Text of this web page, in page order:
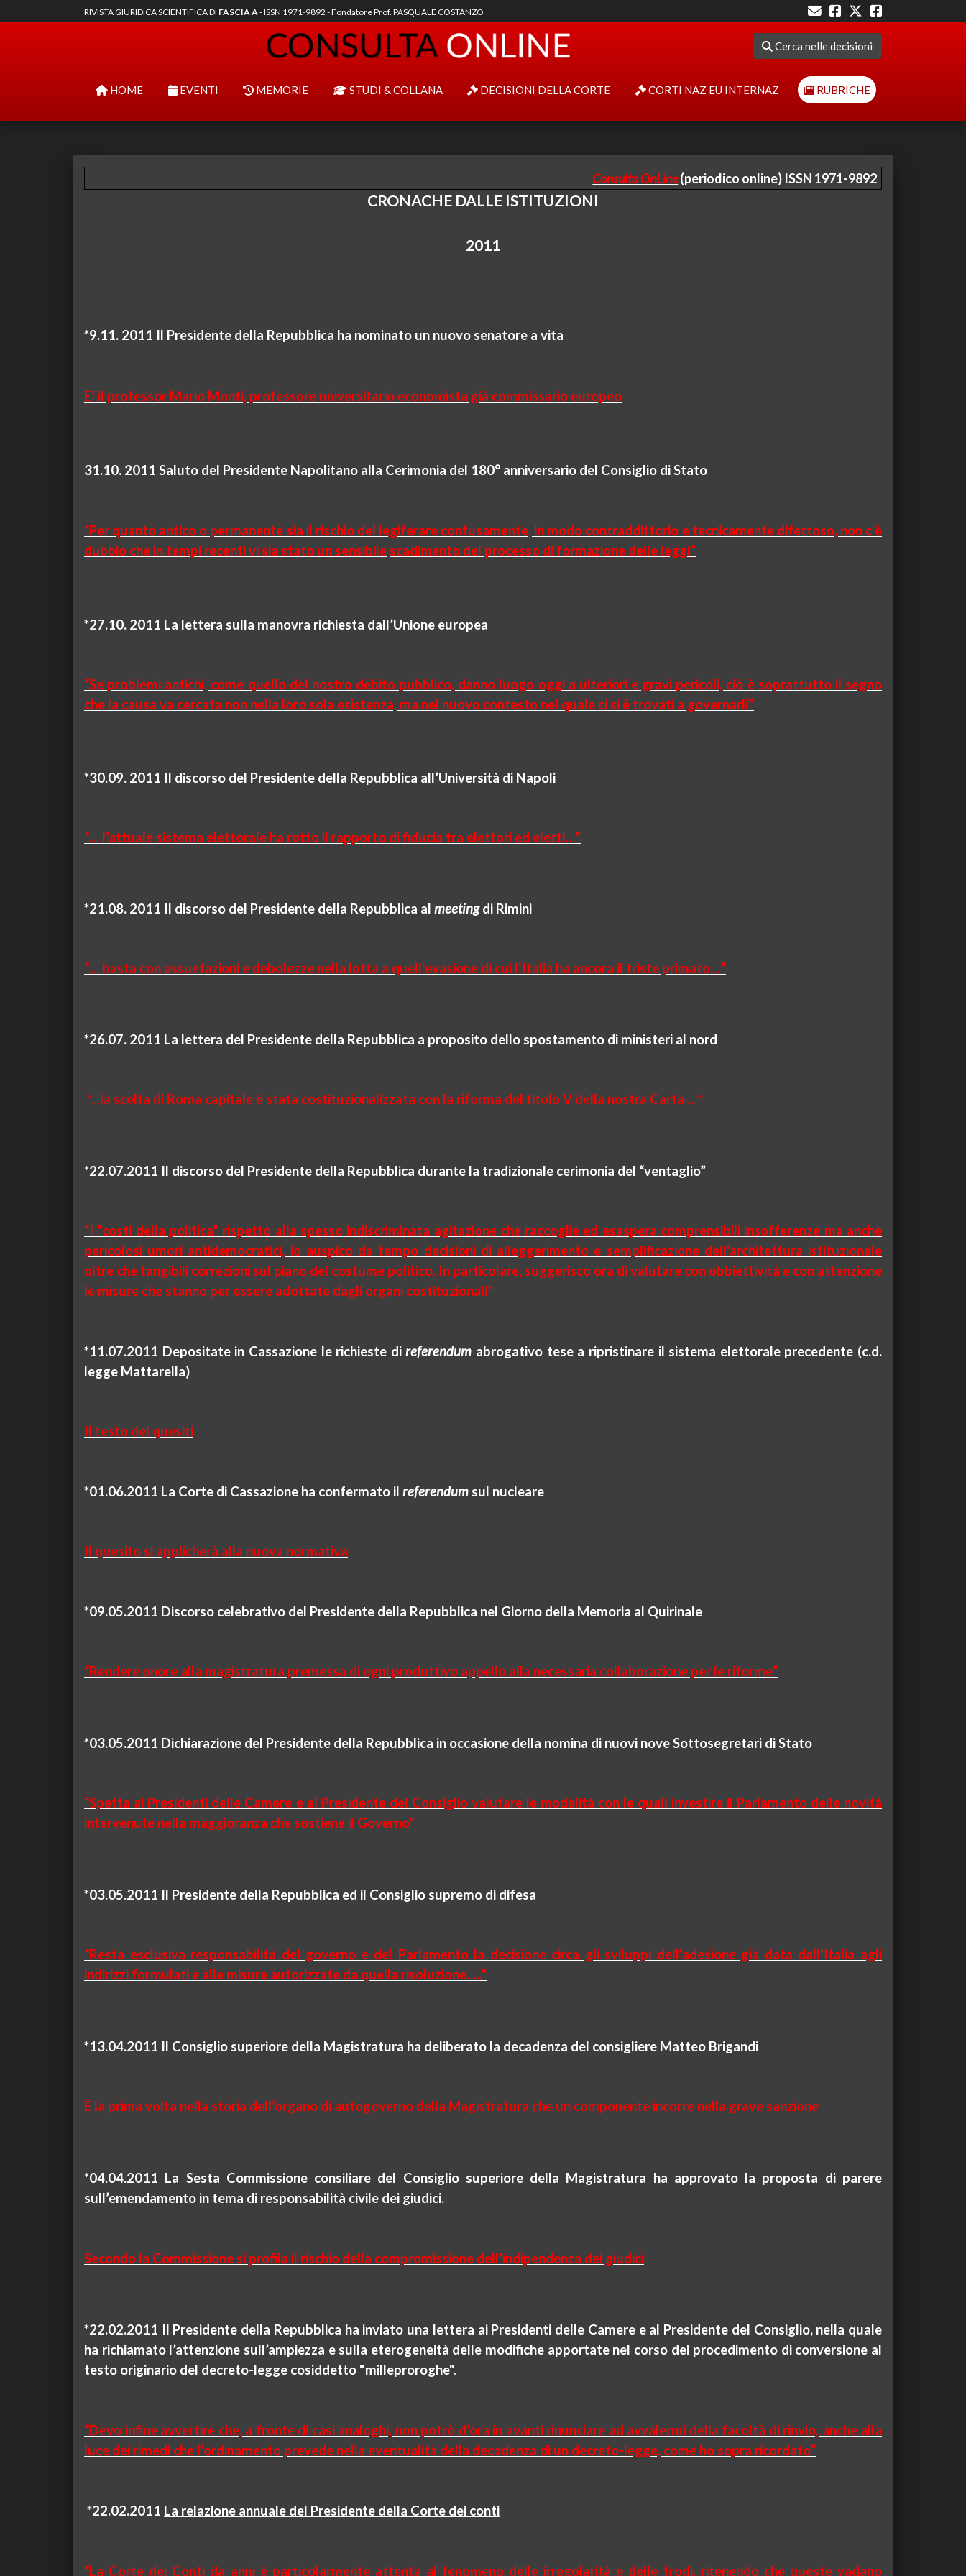
RIVISTA GIURIDICA SCIENTIFICA DI FASCIA A- ISSN 1971-9892 - Fondatore Prof. PASQUALE COSTANZO
Cerca nelle decisioni
HOME EVENTI MEMORIE STUDI & COLLANA DECISIONI DELLA CORTE CORTI NAZ EU INTERNAZ RUBRICHE
Consulta OnLine(periodico online) ISSN 1971-9892
CRONACHE DALLE ISTITUZIONI
2011
*9.11. 2011 Il Presidente della Repubblica ha nominato un nuovo senatore a vita
E’ il professor Mario Monti, professore universitario economista già commissario europeo
31.10. 2011 Saluto del Presidente Napolitano alla Cerimonia del 180° anniversario del Consiglio di Stato
“Per quanto antico o permanente sia il rischio del legiferare confusamente, in modo contraddittorio e tecnicamente difettoso, non c'è
dubbio che in tempi recenti vi sia stato un sensibile scadimento del processo di formazione delle leggi”
*27.10. 2011 La lettera sulla manovra richiesta dall’Unione europea
“Se problemi antichi, come quello del nostro debito pubblico, danno luogo oggi a ulteriori e gravi pericoli, ciò è soprattutto il segno
che la causa va cercata non nella loro sola esistenza, ma nel nuovo contesto nel quale ci si è trovati a governarli”
*30.09. 2011 Il discorso del Presidente della Repubblica all’Università di Napoli
“… l’attuale sistema elettorale ha rotto il rapporto di fiducia tra elettori ed eletti…”
*21.08. 2011 Il discorso del Presidente della Repubblica al meetingdi Rimini
“… basta con assuefazioni e debolezze nella lotta a quell'evasione di cui l'Italia ha ancora il triste primato…”
*26.07. 2011 La lettera del Presidente della Repubblica a proposito dello spostamento di ministeri al nord
“…la scelta di Roma capitale è stata costituzionalizzata con la riforma del titolo V della nostra Carta …”
*22.07.2011 Il discorso del Presidente della Repubblica durante la tradizionale cerimonia del “ventaglio”
“I "costi della politica" rispetto alla spesso indiscriminata agitazione che raccoglie ed esaspera comprensibili insofferenze ma anche
pericolosi umori antidemocratici, io auspico da tempo decisioni di alleggerimento e semplificazione dell'architettura istituzionale
oltre che tangibili correzioni sul piano del costume politico. In particolare, suggerisco ora di valutare con obbiettività e con attenzione
le misure che stanno per essere adottate dagli organi costituzionali”
*11.07.2011 Depositate in Cassazione le richieste direferendum abrogativo tese a ripristinare il sistema elettorale precedente (c.d.
legge Mattarella)
Il testo del quesiti
*01.06.2011 La Corte di Cassazione ha confermato il referendum sul nucleare
Il quesito si applicherà alla nuova normativa
*09.05.2011 Discorso celebrativo del Presidente della Repubblica nel Giorno della Memoria al Quirinale
“Rendere onore alla magistratura premessa di ogni produttivo appello alla necessaria collaborazione per le riforme”
*03.05.2011 Dichiarazione del Presidente della Repubblica in occasione della nomina di nuovi nove Sottosegretari di Stato
“Spetta ai Presidenti delle Camere e al Presidente del Consiglio valutare le modalità con le quali investire il Parlamento delle novità
intervenute nella maggioranza che sostiene il Governo”
*03.05.2011 Il Presidente della Repubblica ed il Consiglio supremo di difesa
“Resta esclusiva responsabilità del governo e del Parlamento la decisione circa gli sviluppi dell'adesione già data dall'Italia agli
indirizzi formulati e alle misure autorizzate da quella risoluzione…..”
*13.04.2011 Il Consiglio superiore della Magistratura ha deliberato la decadenza del consigliere Matteo Brigandi
È la prima volta nella storia dell’organo di autogoverno della Magistratura che un componente incorre nella grave sanzione
*04.04.2011 La Sesta Commissione consiliare del Consiglio superiore della Magistratura ha approvato la proposta di parere
sull’emendamento in tema di responsabilità civile dei giudici.
Secondo la Commissione si profila il rischio della compromissione dell’indipendenza dei giudici
*22.02.2011 Il Presidente della Repubblica ha inviato una lettera ai Presidenti delle Camere e al Presidente del Consiglio, nella quale
ha richiamato l’attenzione sull’ampiezza e sulla eterogeneità delle modifiche apportate nel corso del procedimento di conversione al
testo originario del decreto-legge cosiddetto "milleproroghe".
“Devo infine avvertire che, a fronte di casi analoghi, non potrò d’ora in avanti rinunciare ad avvalermi della facoltà di rinvio, anche alla
luce dei rimedi che l’ordinamento prevede nella eventualità della decadenza di un decreto-legge, come ho sopra ricordato”
*22.02.2011 La relazione annuale del Presidente della Corte dei conti
“La Corte dei Conti da anni è particolarmente attenta al fenomeno delle irregolarità e delle frodi, ritenendo che queste vadano